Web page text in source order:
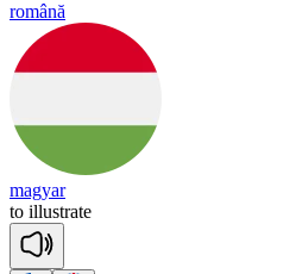
română
magyar
to illustrate